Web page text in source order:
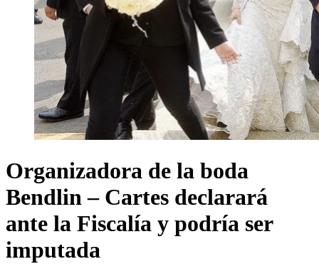
Organizadora de la boda
Bendlin – Cartes declarará
ante la Fiscalía y podría ser
imputada